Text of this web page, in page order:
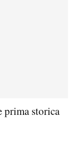
prima storica